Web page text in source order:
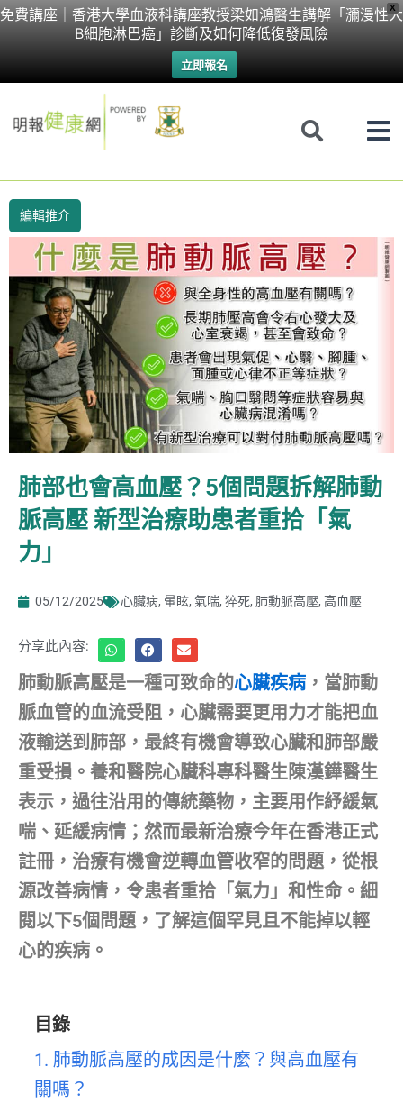
X
免費講座｜香港大學血液科講座教授梁如鴻醫生講解「瀰漫性大
B細胞淋巴癌」診斷及如何降低復發風險
立即報名
Skip
編輯推介
肺部也會高血壓？5個問題拆解肺動
脈高壓 新型治療助患者重拾「氣
力」
05/12/2025 心臟病, 暈眩, 氣喘, 猝死, 肺動脈高壓, 高血壓
分享此內容:
肺動脈高壓是一種可致命的心臟疾病 ，當肺動
脈血管的血流受阻，心臟需要更用力才能把血
液輸送到肺部，最終有機會導致心臟和肺部嚴
重受損。養和醫院心臟科專科醫生陳漢鏵醫生
表示，過往沿用的傳統藥物，主要用作紓緩氣
喘、延緩病情；然而最新治療今年在香港正式
註冊，治療有機會逆轉血管收窄的問題，從根
源改善病情，令患者重拾「氣力」和性命。細
閱以下5個問題，了解這個罕見且不能掉以輕
心的疾病。
目錄
1. 肺動脈高壓的成因是什麼？與高血壓有
關嗎？